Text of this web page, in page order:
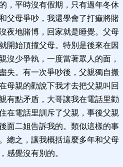
，平時沒有假期，只有過年冬休
父母爭吵，我還學會了打痲將賭
夜地賭博，回家就是睡覺。父母
開始頂撞父母。特別是後來在因
沒少爭執，一度當著眾人的面，
失。有一次爭吵後，父親獨自搬
母親的勸說下我才去把父親叫回
有點矛盾，大哥讓我在電話里勸
在電話里訓斥了父親，事後父親
面二姐告訴我的。類似這樣的事
總之，讓我概括這麼多年和父母
感覺沒有別的。